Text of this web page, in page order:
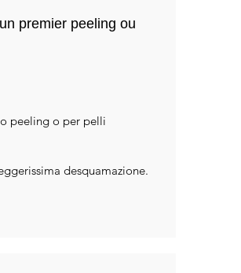
premier peeling ou
peeling o per pelli
desquamazione.